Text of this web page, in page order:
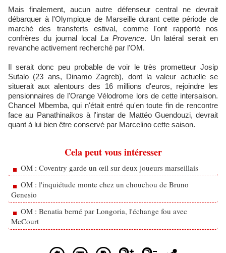
Mais finalement, aucun autre défenseur central ne devrait
débarquer à l'Olympique de Marseille durant cette période de
marché des transferts estival, comme l'ont rapporté nos
confrères du journal local La Provence. Un latéral serait en
revanche activement recherché par l'OM.
Il serait donc peu probable de voir le très prometteur Josip
Sutalo (23 ans, Dinamo Zagreb), dont la valeur actuelle se
situerait aux alentours des 16 millions d'euros, rejoindre les
pensionnaires de l'Orange Vélodrome lors de cette intersaison.
Chancel Mbemba, qui n'était entré qu'en toute fin de rencontre
face au Panathinaikos à l'instar de Mattéo Guendouzi, devrait
quant à lui bien être conservé par Marcelino cette saison.
Cela peut vous intéresser
OM : Coventry garde un œil sur deux joueurs marseillais
OM : l'inquiétude monte chez un chouchou de Bruno
Genesio
OM : Benatia berné par Longoria, l'échange fou avec
McCourt